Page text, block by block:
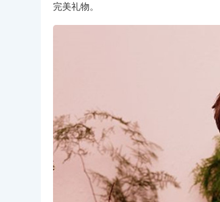
完美礼物。